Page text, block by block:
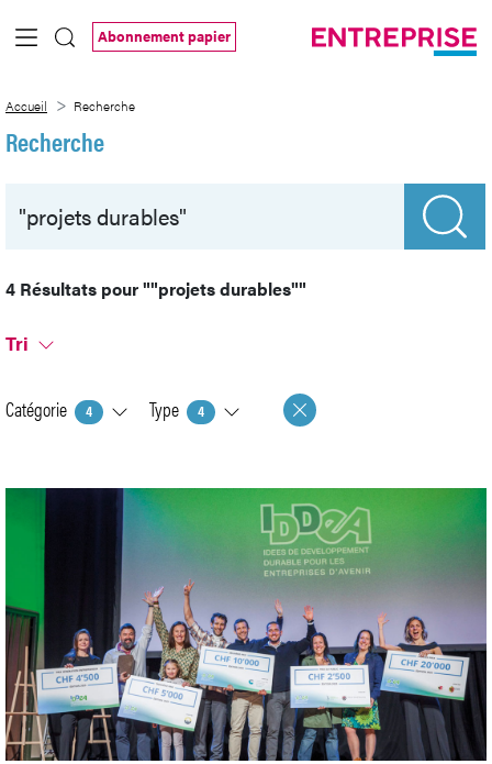
Saut au contenu principal
Abonnement papier
Accueil Recherche
Recherche
4 Résultats pour""projets durables""
Tri
Catégorie 4 Type 4